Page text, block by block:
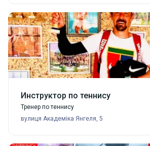
Инструктор по теннису
Тренер по теннису
вулиця Академіка Янгеля, 5